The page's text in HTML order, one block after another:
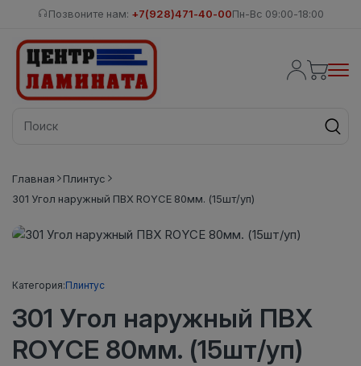
Позвоните нам: +7(928)471-40-00Пн-Вс 09:00-18:00
Главная
Плинтус
301 Угол наружный ПВХ ROYCE 80мм. (15шт/уп)
Категория:Плинтус
301 Угол наружный ПВХ
ROYCE 80мм. (15шт/уп)